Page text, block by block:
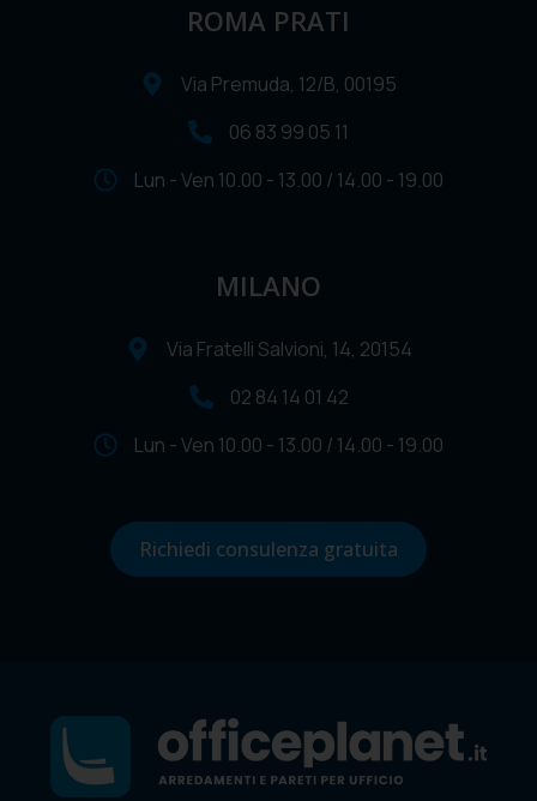
ROMA PRATI
Via Premuda, 12/B, 00195
06 83 99 05 11
Lun - Ven 10.00 - 13.00 / 14.00 - 19.00
MILANO
Via Fratelli Salvioni, 14, 20154
02 84 14 01 42
Lun - Ven 10.00 - 13.00 / 14.00 - 19.00
Richiedi consulenza gratuita